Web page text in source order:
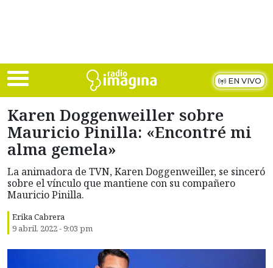
EN VIVO
Karen Doggenweiller sobre
Mauricio Pinilla: «Encontré mi
alma gemela»
La animadora de TVN, Karen Doggenweiller, se sinceró
sobre el vínculo que mantiene con su compañero
Mauricio Pinilla.
Erika Cabrera
9 abril, 2022 - 9:03 pm